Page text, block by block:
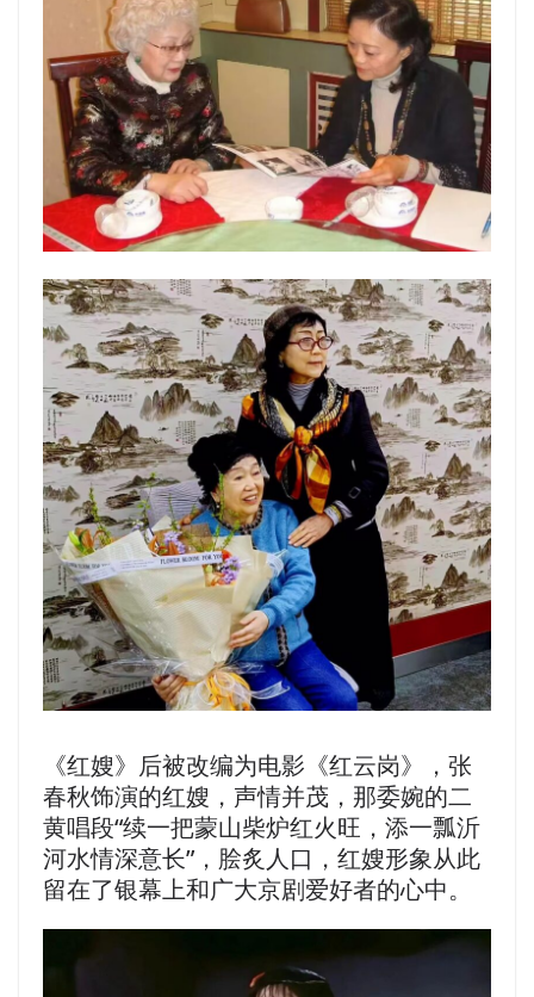
《红嫂》后被改编为电影《红云岗》，张
春秋饰演的红嫂，声情并茂，那委婉的二
黄唱段“续一把蒙山柴炉红火旺，添一瓢沂
河水情深意长”，脍炙人口，红嫂形象从此
留在了银幕上和广大京剧爱好者的心中。